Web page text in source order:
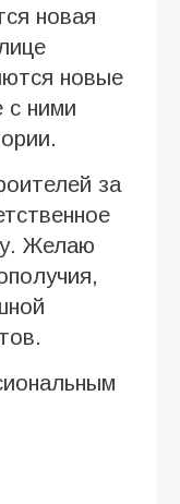
новая
новые
с ними
за
Желаю